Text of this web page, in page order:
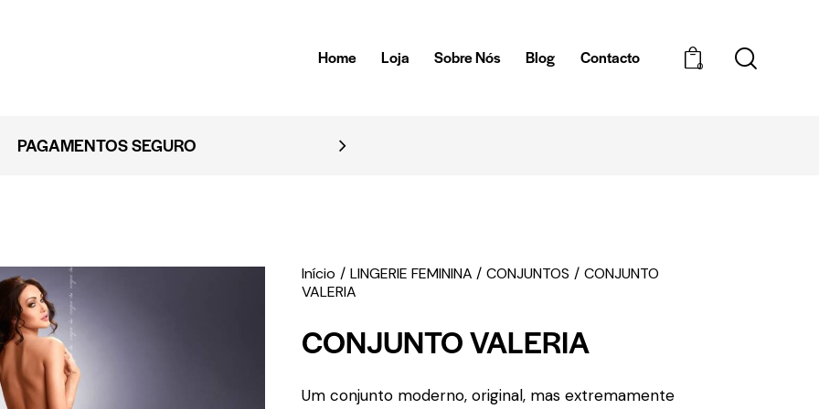
Home Loja Sobre Nós Blog Contacto 0
EMBALAGEM DISCRETA
Início LINGERIE FEMININA CONJUNTOS
CONJUNTO
VALERIA
CONJUNTO VALERIA
Um conjunto moderno, original, mas extremamente